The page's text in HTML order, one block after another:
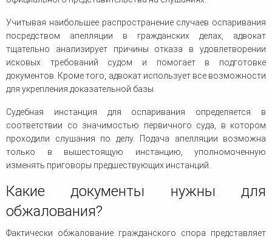
Учитывая наибольшее распространение случаев оспаривания
посредством апелляции в гражданских делах, адвокат
тщательно анализирует причины отказа в удовлетворении
исковых требований судом и помогает в подготовке
документов. Кроме того, адвокат использует все возможности
для укрепления доказательной базы.
Судебная инстанция для оспаривания определяется в
соответствии со значимостью первичного суда, в котором
проходили слушания по делу. Подача апелляции возможна
только в вышестоящую инстанцию, уполномоченную
изменять приговоры предшествующих инстанций.
Какие документы нужны для
обжалования?
Фактически обжалование гражданского спора представляет